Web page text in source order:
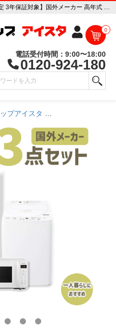
【送料無料】【千葉自社配送エリア限定 3年保証対象】国外メーカー 高年式 中古家電おまかせ3点セット(冷蔵庫/洗濯機/電子レンジ) 中古家電販売専門店 リサイクルショップ アイスタ
0
電話受付時間：9:00〜18:00
0120-924-180
プアイスタ